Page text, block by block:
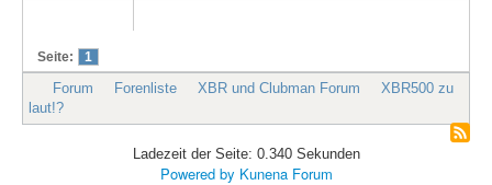
Seite: 1
Forum Forenliste XBR und Clubman Forum
XBR500 zu
laut!?
Ladezeit der Seite: 0.340 Sekunden
Powered by Kunena Forum